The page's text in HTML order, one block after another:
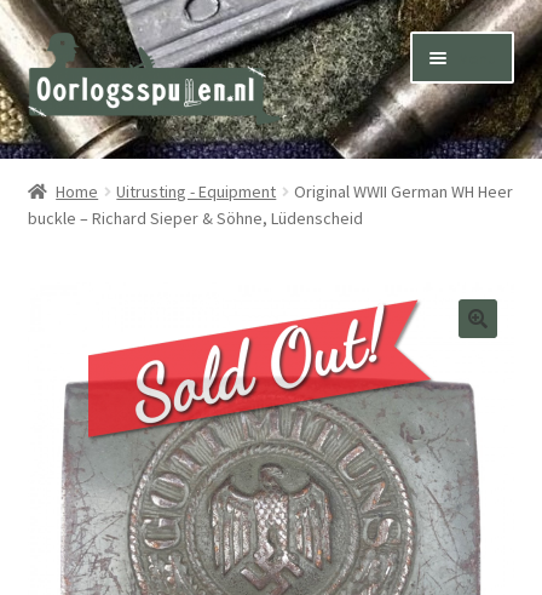
Skip
to
navigation
Skip
to
content
Winkel – Shop
Over ons – About us
Contact
Terms & Conditions – Shipping & Delivery
Home Uitrusting - Equipment
Original WWII German WH Heer
buckle – Richard Sieper & Söhne, Lüdenscheid